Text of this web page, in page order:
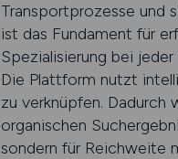
Transportprozesse und
ist das Fundament für
Spezialisierung bei
Die Plattform nutzt
zu verknüpfen.
organischen
sondern für Reichweite